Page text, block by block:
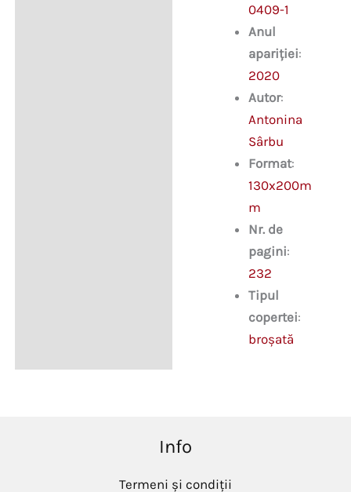
0409-1
Anul
apariției:
2020
Autor:
Antonina
Sârbu
Format:
130x200m
m
Nr. de
pagini:
232
Tipul
copertei:
broșată
Info
Termeni și condiții